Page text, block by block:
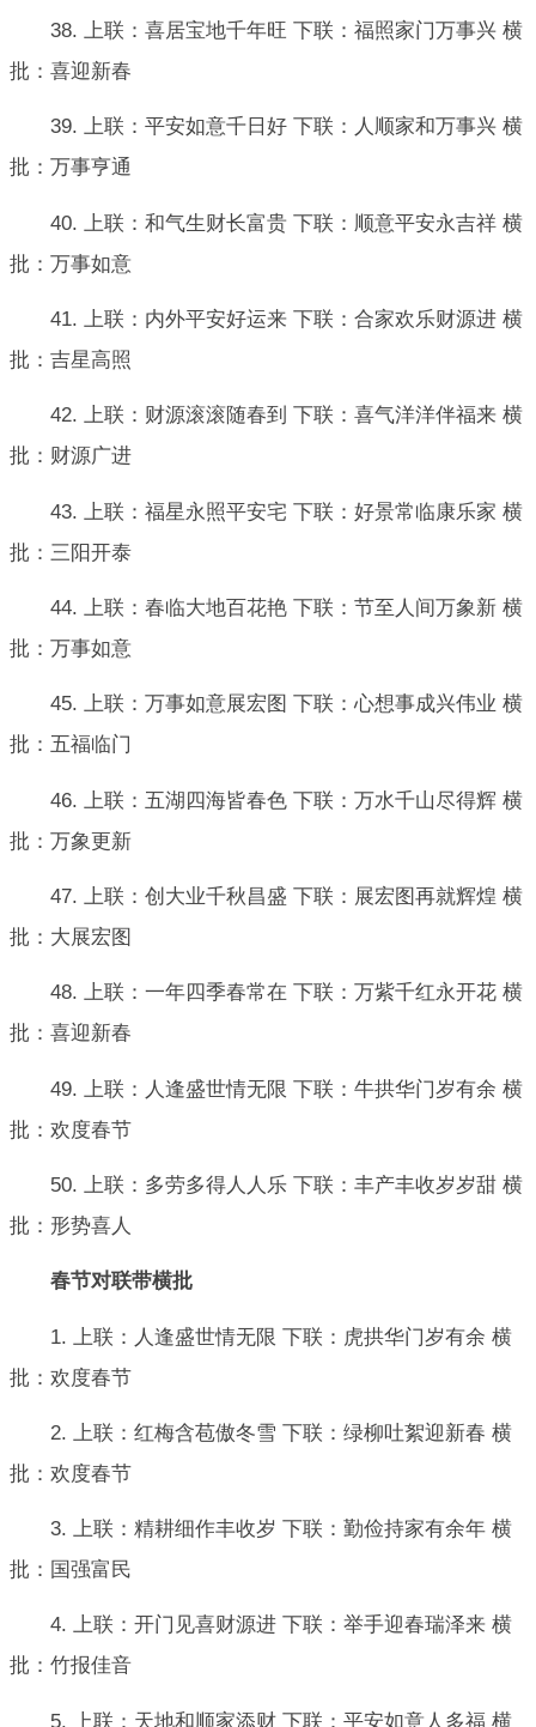
38. 上联：喜居宝地千年旺 下联：福照家门万事兴 横
批：喜迎新春
39. 上联：平安如意千日好 下联：人顺家和万事兴 横
批：万事亨通
40. 上联：和气生财长富贵 下联：顺意平安永吉祥 横
批：万事如意
41. 上联：内外平安好运来 下联：合家欢乐财源进 横
批：吉星高照
42. 上联：财源滚滚随春到 下联：喜气洋洋伴福来 横
批：财源广进
43. 上联：福星永照平安宅 下联：好景常临康乐家 横
批：三阳开泰
44. 上联：春临大地百花艳 下联：节至人间万象新 横
批：万事如意
45. 上联：万事如意展宏图 下联：心想事成兴伟业 横
批：五福临门
46. 上联：五湖四海皆春色 下联：万水千山尽得辉 横
批：万象更新
47. 上联：创大业千秋昌盛 下联：展宏图再就辉煌 横
批：大展宏图
48. 上联：一年四季春常在 下联：万紫千红永开花 横
批：喜迎新春
49. 上联：人逢盛世情无限 下联：牛拱华门岁有余 横
批：欢度春节
50. 上联：多劳多得人人乐 下联：丰产丰收岁岁甜 横
批：形势喜人
春节对联带横批
1. 上联：人逢盛世情无限 下联：虎拱华门岁有余 横
批：欢度春节
2. 上联：红梅含苞傲冬雪 下联：绿柳吐絮迎新春 横
批：欢度春节
3. 上联：精耕细作丰收岁 下联：勤俭持家有余年 横
批：国强富民
4. 上联：开门见喜财源进 下联：举手迎春瑞泽来 横
批：竹报佳音
5. 上联：天地和顺家添财 下联：平安如意人多福 横